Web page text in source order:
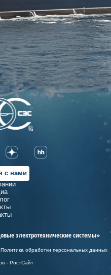
с нами
электротехнические системы»
Политика обработки персональных данных
- РостСайт